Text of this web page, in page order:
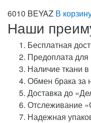
6010 BEYAZ В
Наши
Бесплатная
Предоплата
Наличие ткани
Обмен брака за
Доставка до
Отслеживание
Надежная